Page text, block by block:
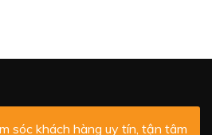
sóc khách hàng uy tín, tận tâm